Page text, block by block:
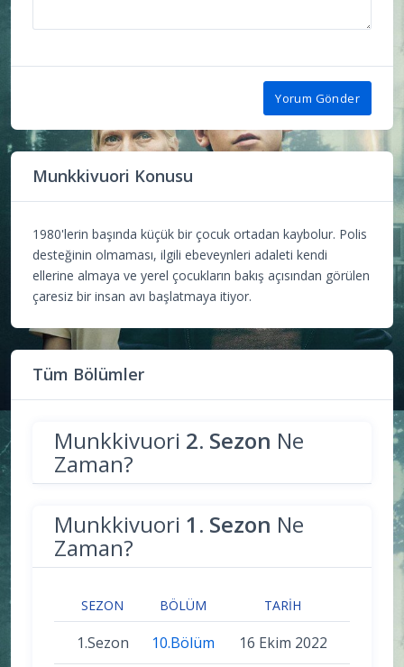
Yorum Gönder
Munkkivuori Konusu
1980'lerin başında küçük bir çocuk ortadan kaybolur. Polis
desteğinin olmaması, ilgili ebeveynleri adaleti kendi
ellerine almaya ve yerel çocukların bakış açısından görülen
çaresiz bir insan avı başlatmaya itiyor.
Tüm Bölümler
Munkkivuori 2. Sezon Ne
Zaman?
Munkkivuori 1. Sezon Ne
Zaman?
SEZON BÖLÜM TARIH
1.Sezon 10.Bölüm 16 Ekim 2022